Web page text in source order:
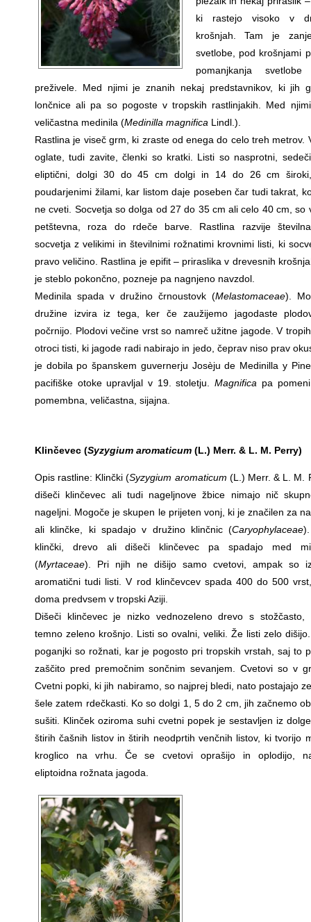
ki rastejo visoko v
krošnjah. Tam je
svetlobe, pod krošnjami
pomanjkanja
preživele. Med njimi je znanih nekaj predstavnikov, ki jih
lončnice ali pa so pogoste v tropskih rastlinjakih. Med
veličastna medinila (Medinilla magnifica Lindl.).
Rastlina je viseč grm, ki zraste od enega do celo treh metrov.
oglate, tudi zavite, členki so kratki. Listi so nasprotni,
eliptični, dolgi 30 do 45 cm dolgi in 14 do 26 cm
poudarjenimi žilami, kar listom daje poseben čar tudi takrat,
ne cveti. Socvetja so dolga od 27 do 35 cm ali celo 40 cm, so
petštevna, roza do rdeče barve. Rastlina razvije
socvetja z velikimi in številnimi rožnatimi krovnimi listi, ki
pravo veličino. Rastlina je epifit – priraslika v drevesnih
je steblo pokončno, pozneje pa nagnjeno navzdol.
Medinila spada v družino črnoustovk (Melastomaceae).
družine izvira iz tega, ker če zaužijemo jagodaste
počrnijo. Plodovi večine vrst so namreč užitne jagode. V
otroci tisti, ki jagode radi nabirajo in jedo, čeprav niso prav
je dobila po španskem guvernerju Josèju de Medinilla y
pacifiške otoke upravljal v 19. stoletju.Magnifica pa
pomembna, veličastna, sijajna.
Klinčevec (Syzygium aromaticum (L.) Merr. & L. M. Perry)
Opis rastline: Klinčki (Syzygium aromaticum (L.) Merr. & L. M.
dišeči klinčevec ali tudi nageljnove žbice nimajo nič
nageljni. Mogoče je skupen le prijeten vonj, ki je značilen za
ali klinčke, ki spadajo v družino klinčnic (Caryophylaceae
klinčki, drevo ali dišeči klinčevec pa spadajo med
(Myrtaceae). Pri njih ne dišijo samo cvetovi, ampak so
aromatični tudi listi. V rod klinčevcev spada 400 do 500
doma predvsem v tropski Aziji.
Dišeči klinčevec je nizko vednozeleno drevo s stožčasto,
temno zeleno krošnjo. Listi so ovalni, veliki. Že listi zelo
poganjki so rožnati, kar je pogosto pri tropskih vrstah, saj to
zaščito pred premočnim sončnim sevanjem. Cvetovi so v
Cvetni popki, ki jih nabiramo, so najprej bledi, nato postajajo
šele zatem rdečkasti. Ko so dolgi 1, 5 do 2 cm, jih začnemo
sušiti. Klinček oziroma suhi cvetni popek je sestavljen iz
štirih čašnih listov in štirih neodprtih venčnih listov, ki tvorijo
kroglico na vrhu. Če se cvetovi oprašijo in oplodijo,
eliptoidna rožnata jagoda.